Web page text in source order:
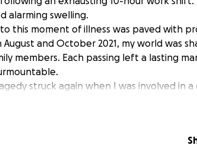
alarming swelling.
this moment of illness was paved with
and October 2021, my world was
members. Each passing left a lasting
struck again when I was involved in
and emotional toll of this event only
withstand the weight of grief, stress, and